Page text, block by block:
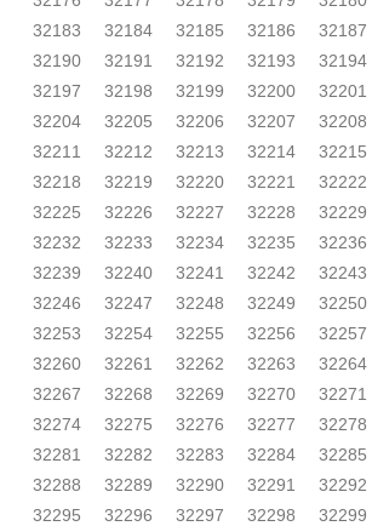
32183
32184 32185 32186 32187
32190
32191 32192 32193 32194
32197
32198 32199 32200 32201
32204
32205 32206 32207 32208
32211
32212 32213 32214 32215
32218
32219 32220 32221 32222
32225
32226 32227 32228 32229
32232
32233 32234 32235 32236
32239
32240 32241 32242 32243
32246
32247 32248 32249 32250
32253
32254 32255 32256 32257
32260
32261 32262 32263 32264
32267
32268 32269 32270 32271
32274
32275 32276 32277 32278
32281
32282 32283 32284 32285
32288
32289 32290 32291 32292
32295
32296 32297 32298 32299